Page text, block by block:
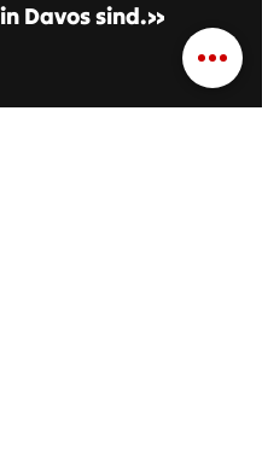
Davos sind.»